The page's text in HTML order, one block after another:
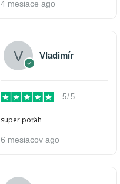
4 mesiace ago
Vladimír
5/5
super poťah
6 mesiacov ago